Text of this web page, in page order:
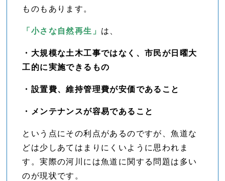
ものもあります。
「小さな自然再生」 は、
・大規模な土木工事ではなく、市民が日曜大
工的に実施できるもの
・設置費、維持管理費が安価であること
・メンテナンスが容易であること
という点にその利点があるのですが、魚道な
どは少しあてはまりにくいように思われま
す。実際の河川には魚道に関する問題は多い
のが現状です。